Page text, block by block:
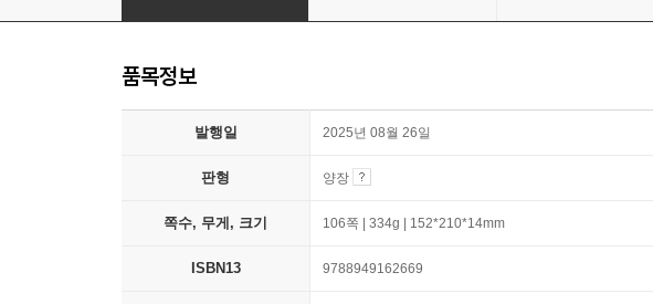
품목정보
발행일 2025년 08월 26일
판형 양장
쪽수, 무게, 크기 106쪽 | 334g | 152*210*14mm
ISBN13 9788949162669